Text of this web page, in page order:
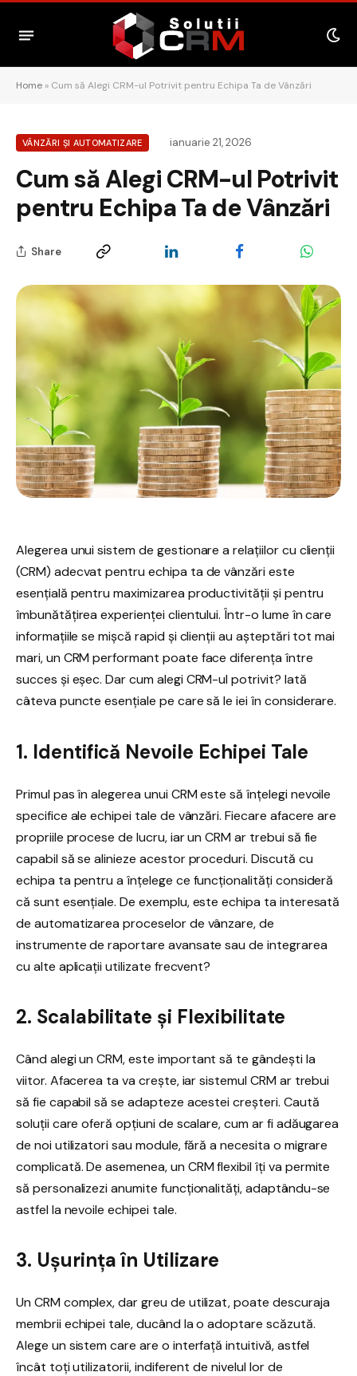
Home » Cum să Alegi CRM-ul Potrivit pentru Echipa Ta de Vânzări
VÂNZĂRI ȘI AUTOMATIZARE ianuarie 21, 2026
Cum să Alegi CRM-ul Potrivit
pentru Echipa Ta de Vânzări
Share
Alegerea unui sistem de gestionare a relațiilor cu clienții
(CRM) adecvat pentru echipa ta de vânzări este
esențială pentru maximizarea productivității și pentru
îmbunătățirea experienței clientului. Într-o lume în care
informațiile se mișcă rapid și clienții au așteptări tot mai
mari, un CRM performant poate face diferența între
succes și eșec. Dar cum alegi CRM-ul potrivit? Iată
câteva puncte esențiale pe care să le iei în considerare.
1. Identifică Nevoile Echipei Tale
Primul pas în alegerea unui CRM este să înțelegi nevoile
specifice ale echipei tale de vânzări. Fiecare afacere are
propriile procese de lucru, iar un CRM ar trebui să fie
capabil să se alinieze acestor proceduri. Discută cu
echipa ta pentru a înțelege ce funcționalități consideră
că sunt esențiale. De exemplu, este echipa ta interesată
de automatizarea proceselor de vânzare, de
instrumente de raportare avansate sau de integrarea
cu alte aplicații utilizate frecvent?
2. Scalabilitate și Flexibilitate
Când alegi un CRM, este important să te gândești la
viitor. Afacerea ta va crește, iar sistemul CRM ar trebui
să fie capabil să se adapteze acestei creșteri. Caută
soluții care oferă opțiuni de scalare, cum ar fi adăugarea
de noi utilizatori sau module, fără a necesita o migrare
complicată. De asemenea, un CRM flexibil îți va permite
să personalizezi anumite funcționalități, adaptându-se
astfel la nevoile echipei tale.
3. Ușurința în Utilizare
Un CRM complex, dar greu de utilizat, poate descuraja
membrii echipei tale, ducând la o adoptare scăzută.
Alege un sistem care are o interfață intuitivă, astfel
încât toți utilizatorii, indiferent de nivelul lor de